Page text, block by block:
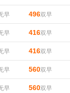
早 496双早
早 416双早
早 416双早
早 560双早
早 560双早